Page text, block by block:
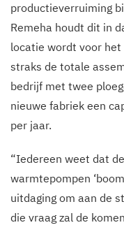
productieverruiming
Remeha houdt dit in
locatie wordt voor het
straks de totale
bedrijf met twee
nieuwe fabriek een
per jaar.
“Iedereen weet dat
warmtepompen
uitdaging om aan de
die vraag zal de